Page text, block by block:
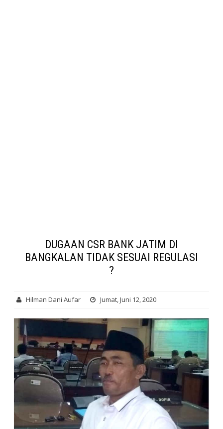
DUGAAN CSR BANK JATIM DI
BANGKALAN TIDAK SESUAI REGULASI
?
Hilman Dani Aufar Jumat, Juni 12, 2020